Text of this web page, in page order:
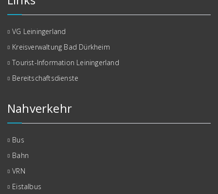
VG Leiningerland
Kreisverwaltung Bad Dürkheim
Tourist-Information Leiningerland
Bereitschaftsdienste
Nahverkehr
Bus
Bahn
VRN
Eistalbus